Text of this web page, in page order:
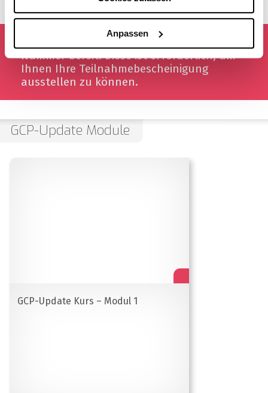
Anpassen
Wichtig: Halten Sie Ihre 15-stellige EFN-
Nummer bereit. Diese ist erforderlich, um
Ihnen Ihre Teilnahmebescheinigung
ausstellen zu können.
GCP-Update Module
GCP-Update Kurs – Modul 1